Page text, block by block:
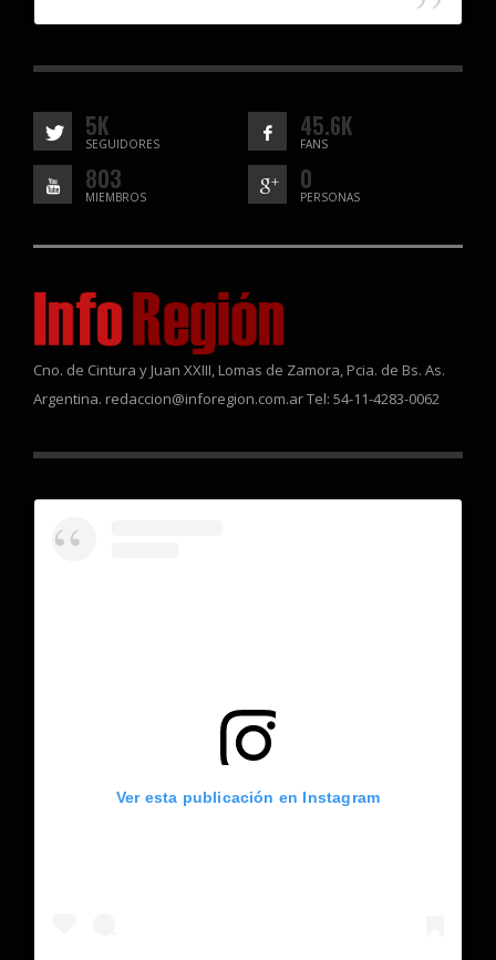
5K
SEGUIDORES
45.6K
FANS
803
MIEMBROS
0
PERSONAS
Cno. de Cintura y Juan XXIII, Lomas de Zamora, Pcia. de Bs. As.
Argentina. redaccion@inforegion.com.ar Tel: 54-11-4283-0062
Ver esta publicación en Instagram